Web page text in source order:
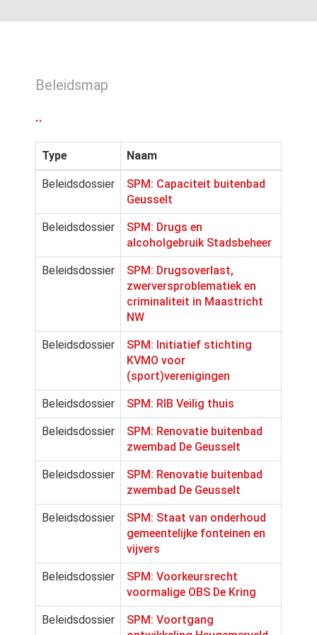
Beleidsmap
..
Type Naam
Beleidsdossier
SPM: Capaciteit buitenbad
Geusselt
Beleidsdossier
SPM: Drugs en
alcoholgebruik Stadsbeheer
Beleidsdossier
SPM: Drugsoverlast,
zwerversproblematiek en
criminaliteit in Maastricht
NW
Beleidsdossier
SPM: Initiatief stichting
KVMO voor
(sport)verenigingen
Beleidsdossier SPM: RIB Veilig thuis
Beleidsdossier
SPM: Renovatie buitenbad
zwembad De Geusselt
Beleidsdossier
SPM: Renovatie buitenbad
zwembad De Geusselt
Beleidsdossier
SPM: Staat van onderhoud
gemeentelijke fonteinen en
vijvers
Beleidsdossier
SPM: Voorkeursrecht
voormalige OBS De Kring
Beleidsdossier
SPM: Voortgang